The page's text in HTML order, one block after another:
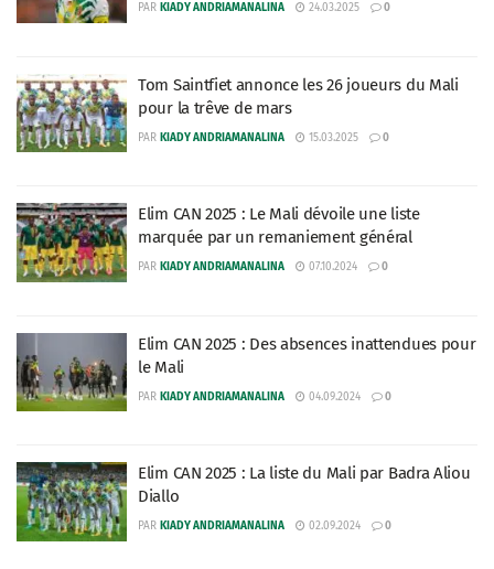
PAR KIADY ANDRIAMANALINA 24.03.2025 0
Tom Saintfiet annonce les 26 joueurs du Mali
pour la trêve de mars
PAR KIADY ANDRIAMANALINA 15.03.2025 0
Elim CAN 2025 : Le Mali dévoile une liste
marquée par un remaniement général
PAR KIADY ANDRIAMANALINA 07.10.2024 0
Elim CAN 2025 : Des absences inattendues pour
le Mali
PAR KIADY ANDRIAMANALINA 04.09.2024 0
Elim CAN 2025 : La liste du Mali par Badra Aliou
Diallo
PAR KIADY ANDRIAMANALINA 02.09.2024 0